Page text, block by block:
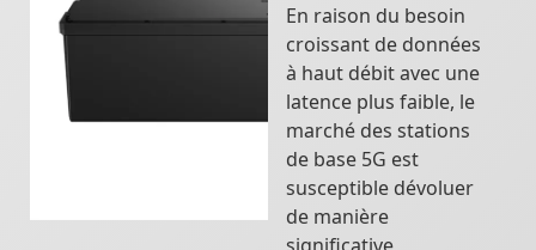
En raison du besoin
croissant de données
à haut débit avec une
latence plus faible, le
marché des stations
de base 5G est
susceptible dévoluer
de manière